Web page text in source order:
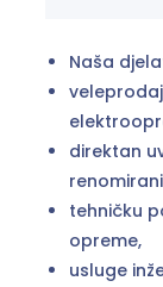
Naša
direktan
tehničku
opreme,
usluge